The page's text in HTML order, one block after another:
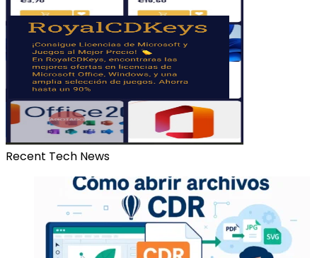
Recent Tech News